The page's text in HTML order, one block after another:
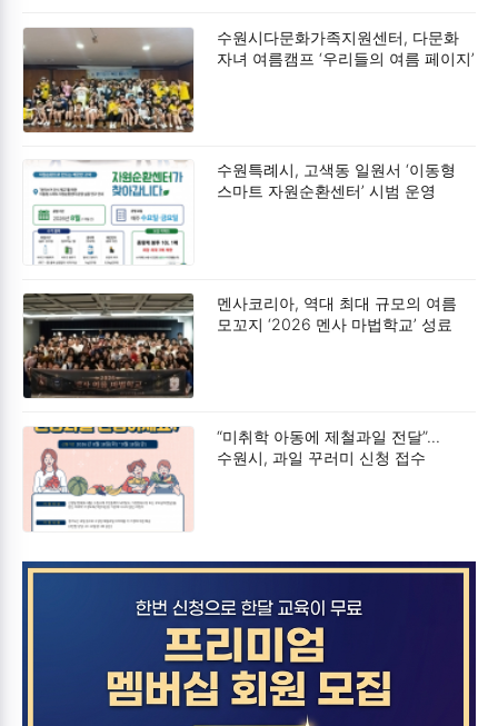
수원시다문화가족지원센터, 다문화
자녀 여름캠프 ‘우리들의 여름 페이지’
수원특례시, 고색동 일원서 ‘이동형
스마트 자원순환센터’ 시범 운영
멘사코리아, 역대 최대 규모의 여름
모꼬지 ‘2026 멘사 마법학교’ 성료
“미취학 아동에 제철과일 전달”…
수원시, 과일 꾸러미 신청 접수